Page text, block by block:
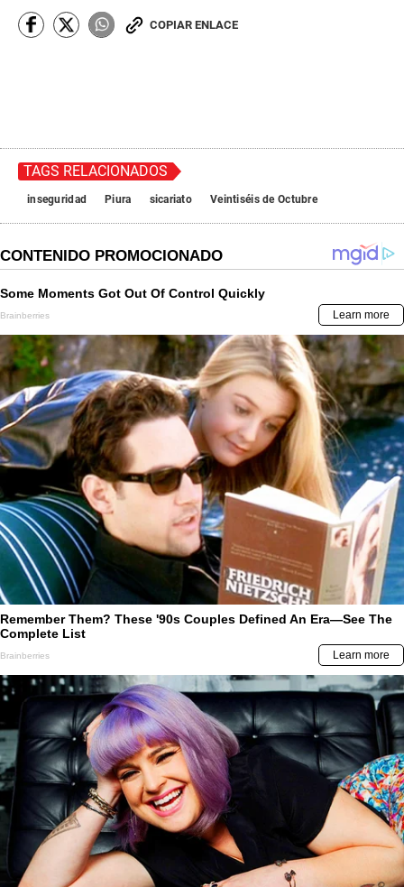
COPIAR ENLACE
TAGS RELACIONADOS
inseguridad Piura sicariato Veintiséis de Octubre